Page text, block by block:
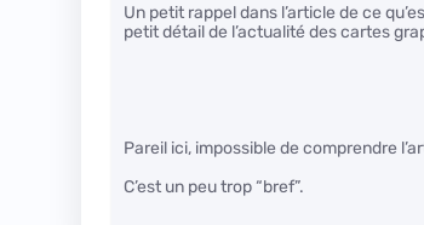
Un petit rappel dans l’article de ce
petit détail de l’actualité des cartes
Pareil ici, impossible de comprendre
C’est un peu trop “bref”.